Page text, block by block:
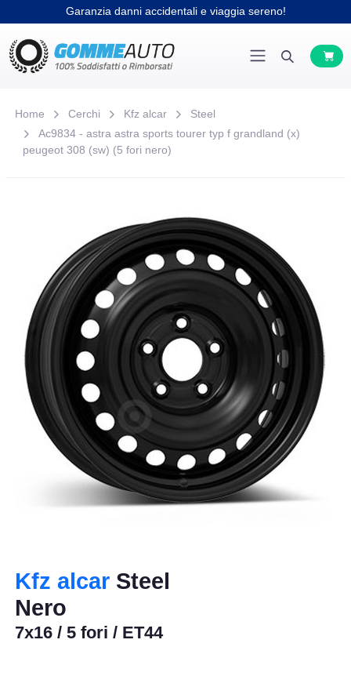
Garanzia danni accidentali e viaggia sereno!
Home Cerchi Kfz alcar
Steel
Ac9834 - astra astra sports tourer typ f grandland (x)
peugeot 308 (sw) (5 fori nero)
Kfz alcar Steel
Nero
7x16 / 5 fori / ET44